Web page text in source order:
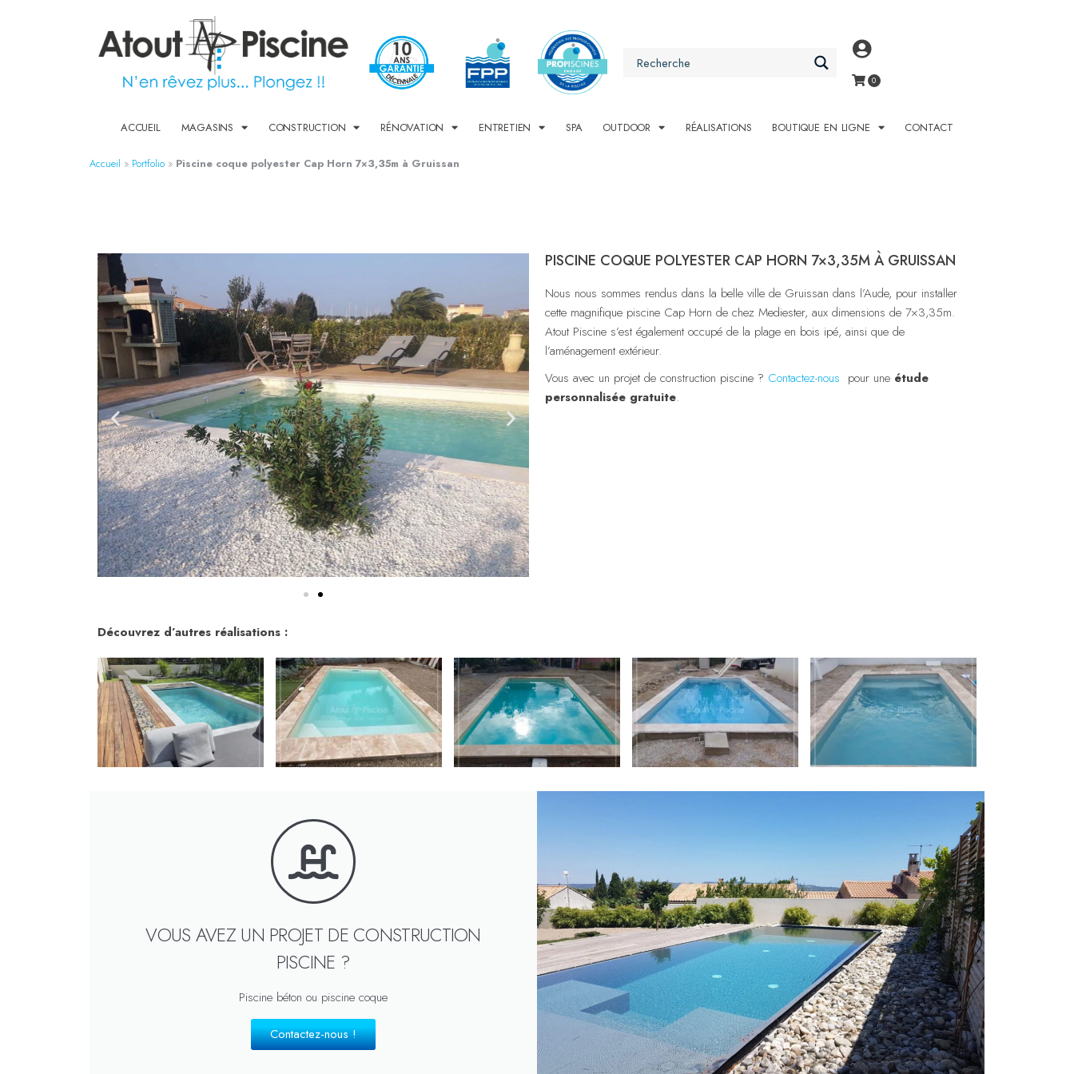
ACCUEIL MAGASINS CONSTRUCTION RÉNOVATION ENTRETIEN SPA OUTDOOR RÉALISATIONS BOUTIQUE EN LIGNE CONTACT
Accueil » Portfolio » Piscine coque polyester Cap Horn 7×3,35m à Gruissan
PISCINE COQUE POLYESTER CAP HORN 7×3,35M À GRUISSAN
Nous nous sommes rendus dans la belle ville de Gruissan dans l’Aude, pour installer
cette magnifique piscine Cap Horn de chez Mediester, aux dimensions de 7×3,35m.
Atout Piscine s’est également occupé de la plage en bois ipé, ainsi que de
l’aménagement extérieur.
Vous avec un projet de construction piscine ? Contactez-nous pour une étude
personnalisée gratuite.
Découvrez d’autres réalisations :
VOUS AVEZ UN PROJET DE CONSTRUCTION
PISCINE ?
Piscine béton ou piscine coque
Contactez-nous !